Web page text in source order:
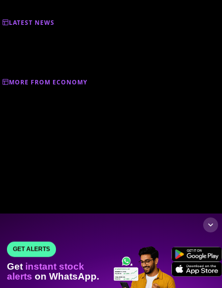
LATEST NEWS
MORE FROM ECONOMY
GET ALERTS
Get instant stock
alerts on WhatsApp.